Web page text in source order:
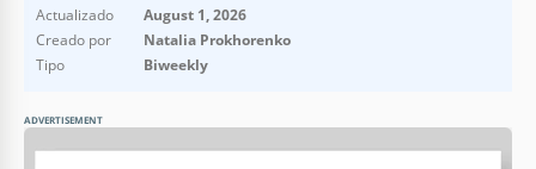
Actualizado
August 1, 2026
Creado por
Natalia Prokhorenko
Tipo
Biweekly
ADVERTISEMENT